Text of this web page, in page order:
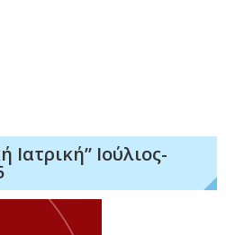
Ιατρική” Ιούλιος-